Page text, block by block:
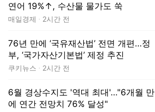
연어 19%↑, 수산물 물가도 쑥
매일경제 2시간 전
76년 만에 ‘국유재산법’ 전면 개편…정
부, ‘국가자산기본법’ 제정 추진
쿠키뉴스 2시간 전
6월 경상수지도 '역대 최대'…"6개월 만
에 연간 전망치 76% 달성"